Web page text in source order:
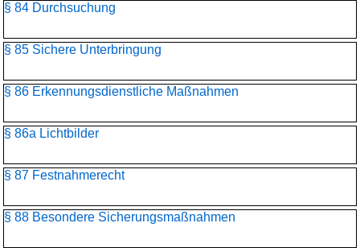
§ 84 Durchsuchung
§ 85 Sichere Unterbringung
§ 86 Erkennungsdienstliche Maßnahmen
§ 86a Lichtbilder
§ 87 Festnahmerecht
§ 88 Besondere Sicherungsmaßnahmen